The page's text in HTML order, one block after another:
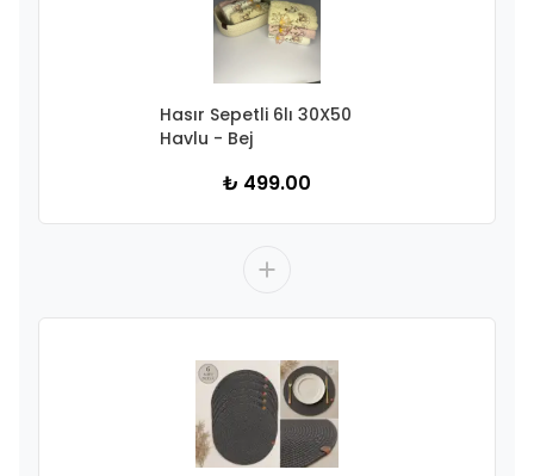
Hasır Sepetli 6lı 30X50
Havlu - Bej
₺ 499.00